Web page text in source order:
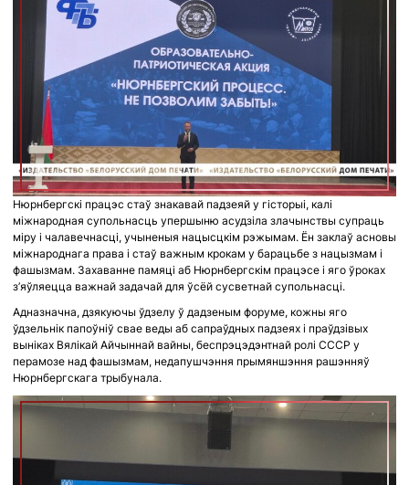
Нюрнбергскі працэс стаў знакавай падзеяй у гісторыі, калі
міжнародная супольнасць упершыню асудзіла злачынствы супраць
міру і чалавечнасці, учыненыя нацысцкім рэжымам. Ён заклаў асновы
міжнароднага права і стаў важным крокам у барацьбе з нацызмам і
фашызмам. Захаванне памяці аб Нюрнбергскім працэсе і яго ўроках
з’яўляецца важнай задачай для ўсёй сусветнай супольнасці.
Адназначна, дзякуючы ўдзелу ў дадзеным форуме, кожны яго
ўдзельнік папоўніў свае веды аб сапраўдных падзеях і праўдзівых
выніках Вялікай Айчыннай вайны, беспрэцэдэнтнай ролі СССР у
перамозе над фашызмам, недапушчэння прымяншэння рашэнняў
Нюрнбергскага трыбунала.